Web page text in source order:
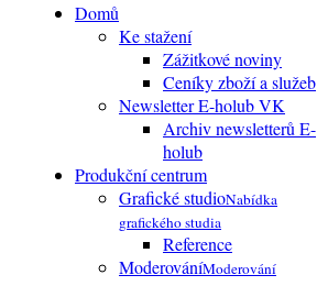
Domů
Ke stažení
Zážitkové noviny
Ceníky zboží a služeb
Newsletter E-holub VK
Archiv newsletterů E-
holub
Produkční centrum
Grafické studioNabídka
grafického studia
Reference
ModerováníModerování